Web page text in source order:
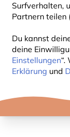
Surfverhalten,
Partnern teilen
Du kannst
deine
Einstellungen“.
Erklärung und